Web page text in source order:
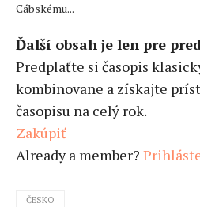
Cábskému...
Ďalší obsah je len pre
Predplaťte si časopis
kombinovane a získajte
časopisu na celý rok.
Zakúpiť
Already a member?
ČESKO